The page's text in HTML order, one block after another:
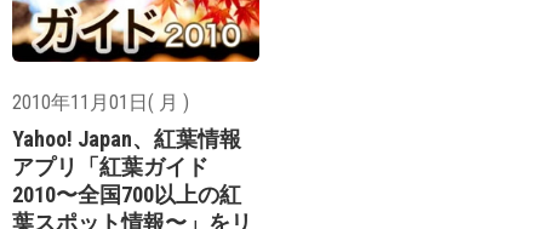
2010年11月01日( 月 )
Yahoo! Japan、紅葉情報
アプリ「紅葉ガイド
2010〜全国700以上の紅
葉スポット情報〜」をリ